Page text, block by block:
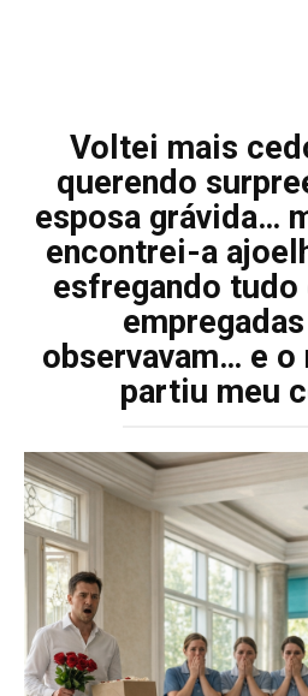
Voltei mais
querendo
esposa grávida…
encontrei-a
esfregando tudo
observavam… e
partiu meu